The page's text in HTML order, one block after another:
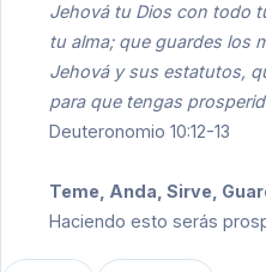
Jehová tu Dios con todo
tu alma; que guardes los
Jehová y sus estatutos,
para que tengas
Deuteronomio 10:12-13
Teme, Anda, Sirve,
Haciendo esto serás